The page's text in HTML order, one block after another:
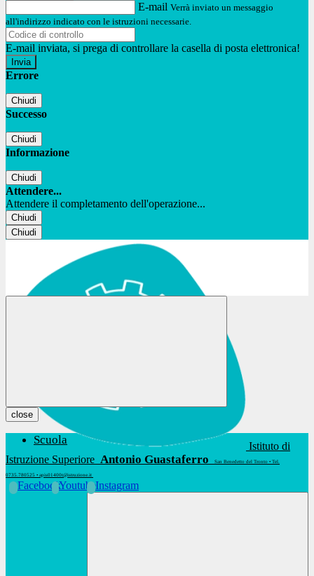
E-mail Verrà inviato un messaggio
all'indirizzo indicato con le istruzioni necessarie.
E-mail inviata, si prega di controllare la casella di posta elettronica!
Errore
Chiudi
Successo
Chiudi
Informazione
Chiudi
Attendere...
Attendere il completamento dell'operazione...
Chiudi
Chiudi
Istituto di
Istruzione Superiore Antonio Guastaferro San Benedetto del Tronto • Tel.
0735.780525 • apis01400t@istruzione.it
FacebookYoutubeInstagram
close
Scuola